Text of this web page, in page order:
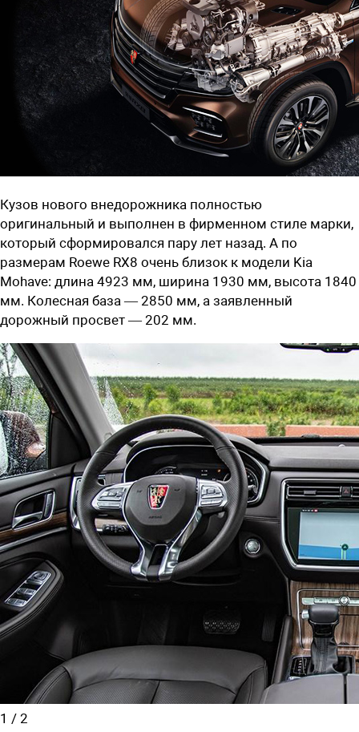
Кузов нового внедорожника полностью
оригинальный и выполнен в фирменном стиле марки,
который сформировался пару лет назад. А по
размерам Roewe RX8 очень близок к модели Kia
Mohave: длина 4923 мм, ширина 1930 мм, высота 1840
мм. Колесная база — 2850 мм, а заявленный
дорожный просвет — 202 мм.
1 / 2